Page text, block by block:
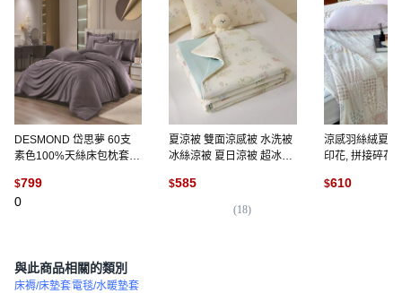
DESMOND 岱思夢 60支
素色100%天絲床包枕套組
$799
0
夏涼被 雙面涼感被 水洗被
冰絲涼被 夏日涼被 超冰涼
被 夏被 雙人涼被 涼感床包
涼感枕套, 冰絲森林寶貝
$585
(18)
涼感羽絲絨夏被
印花, 拼接碎花
$610
與此商品相關的類別
床褥/床墊套電毯/水暖墊套